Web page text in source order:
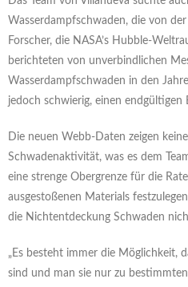
Wasserdampfschwaden, die von
Forscher, die NASA’s Hubble-
berichteten von unverbindlichen
Wasserdampfschwaden in den
jedoch schwierig, einen endgültigen
Die neuen Webb-Daten zeigen
Schwadenaktivität, was es dem
eine strenge Obergrenze für die
ausgestoßenen Materials
die Nichtentdeckung Schwaden
„Es besteht immer die Möglichkeit,
sind und man sie nur zu